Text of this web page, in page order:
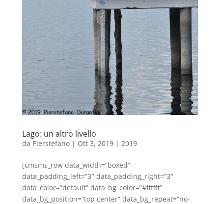
Lago: un altro livello
da Pierstefano| Ott 3, 2019| 2019
[cmsms_row data_width=”boxed”
data_padding_left=”3″ data_padding_right=”3″
data_color=”default” data_bg_color=”#ffffff”
data_bg_position=”top center” data_bg_repeat=”no-